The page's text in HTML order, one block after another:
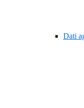
Dati